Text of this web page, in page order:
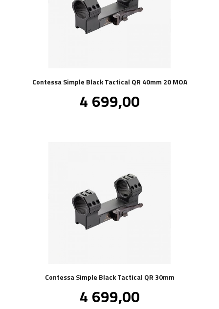
Contessa Simple Black Tactical QR 40mm 20 MOA
Pris
4 699,00mva.
Contessa Simple Black Tactical QR 30mm
Pris
4 699,00mva.